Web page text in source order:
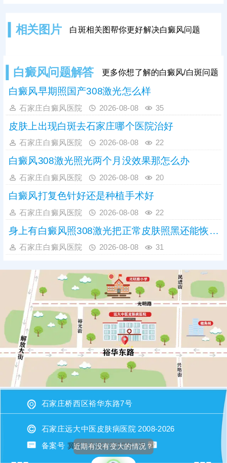
什么，接下来对症治疗促进黑色素再
相关图片 白斑相关图帮你更好解决白癜风问题
白癜风问题解答 更多你想了解的白癜风/白斑问题
白癜风早期照国产308激光怎么样
石家庄白癜风医院 2026-08-08 35
皮肤上出现白斑去石家庄哪个医院治好
石家庄白癜风医院 2026-08-08 22
白癜风308激光照光两个月没效果那怎么办
石家庄白癜风医院 2026-08-08 20
白癜风打复色针好还是种植手术好
石家庄白癜风医院 2026-08-08 22
身上有白癜风照308激光把正常皮肤照黑还能恢复吗
石家庄白癜风医院 2026-08-08 31
石家庄桥西区裕华东路7号
石家庄远大中医皮肤病医院 2008-2026
备案号 冀ICP备2023015620号
近期有没有变大的情况？